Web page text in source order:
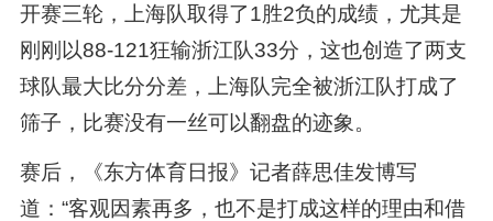
开赛三轮，上海队取得了1胜2负的成绩，尤其是
刚刚以88-121狂输浙江队33分，这也创造了两支
球队最大比分分差，上海队完全被浙江队打成了
筛子，比赛没有一丝可以翻盘的迹象。
赛后，《东方体育日报》记者薛思佳发博写
道：“客观因素再多，也不是打成这样的理由和借